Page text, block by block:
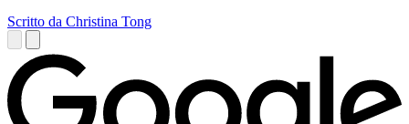
Scritto da Christina Tong